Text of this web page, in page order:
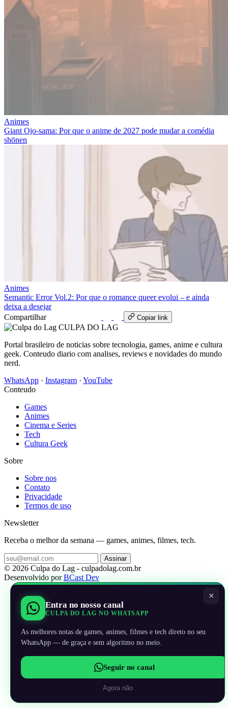
Animes
Giant Ojo-sama: Por que o anime de 2027 pode mudar a comédia
shōnen
Animes
Semantic Error Vol.2: Por que o romance queer evolui – e ainda
deixa a desejar
Compartilhar
Copiar link
CULPA DO LAG
Portal brasileiro de noticias sobre tecnologia, games, anime e cultura
geek. Conteudo diario com analises, reviews e novidades do mundo
nerd.
WhatsApp · Instagram · YouTube
Conteudo
Games
Animes
Cinema e Series
Tech
Cultura Geek
Sobre
Sobre nos
Contato
Privacidade
Termos de uso
Newsletter
Receba o melhor da semana — games, animes, filmes, tech.
Assinar
© 2026 Culpa do Lag - culpadolag.com.br
Desenvolvido porBCast Dev
×
Entra no nosso canal
CULPA DO LAG NO WHATSAPP
As melhores notas de games, animes, filmes e tech direto no seu
WhatsApp — de graça e sem algoritmo no meio.
Seguir no canal
Agora não